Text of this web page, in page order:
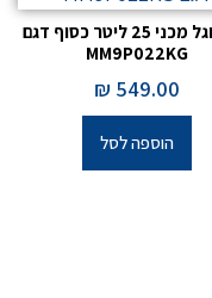
מיקרוגל מכני 25 ליטר כסוף דגם
MM9P022KG
549.00
₪
הוספה לסל